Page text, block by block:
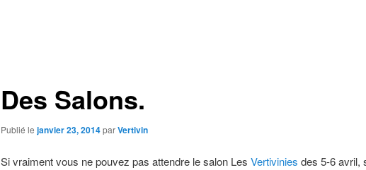
Des Salons.
Publié le janvier 23, 2014parVertivin
Si vraiment vous ne pouvez pas attendre le salon Les Vertivinies des 5-6 avril,